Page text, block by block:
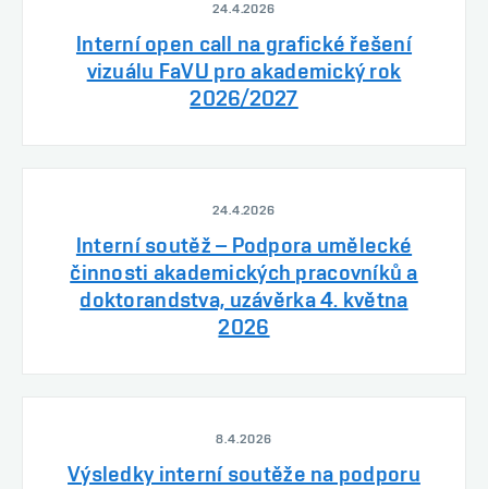
24.4.2026
Interní open call na grafické řešení
vizuálu FaVU pro akademický rok
2026/2027
24.4.2026
Interní soutěž – Podpora umělecké
činnosti akademických pracovníků a
doktorandstva, uzávěrka 4. května
2026
8.4.2026
Výsledky interní soutěže na podporu